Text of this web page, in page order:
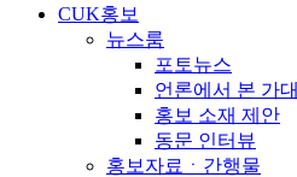
CUK홍보
뉴스룸
포토뉴스
언론에서 본 가대
홍보 소재 제안
동문 인터뷰
홍보자료ㆍ간행물